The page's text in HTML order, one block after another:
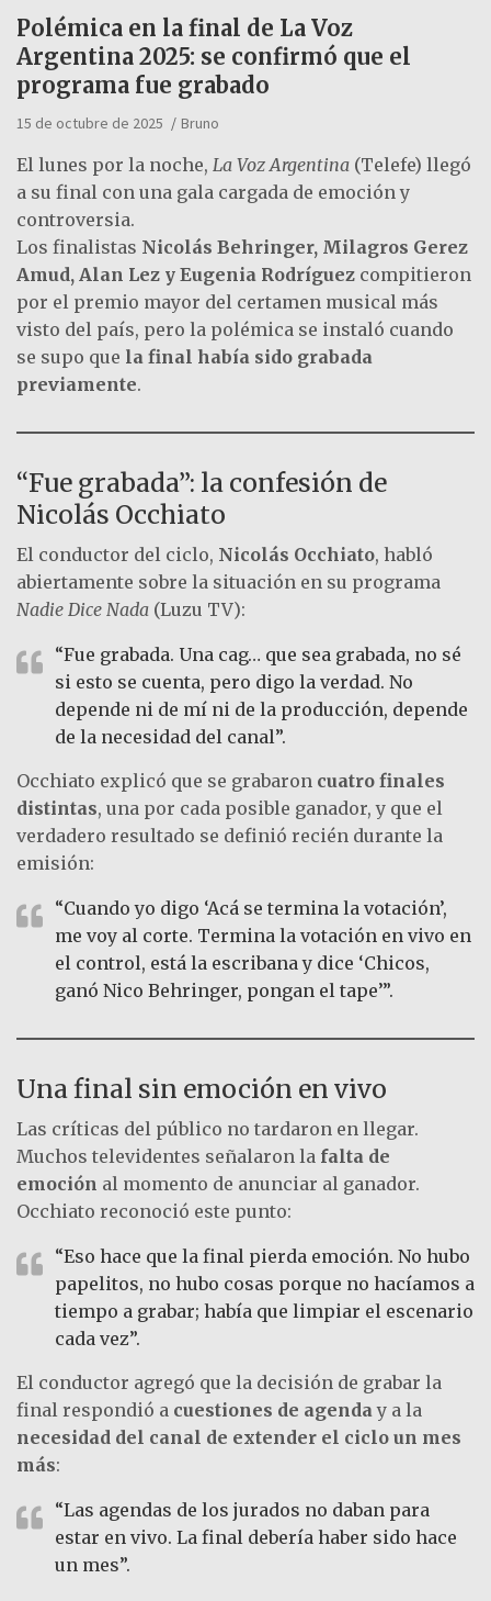
Polémica en la final de La Voz
Argentina 2025: se confirmó que el
programa fue grabado
15 de octubre de 2025 Bruno
El lunes por la noche, La Voz Argentina (Telefe) llegó
a su final con una gala cargada de emoción y
controversia.
Los finalistas Nicolás Behringer, Milagros Gerez
Amud, Alan Lez y Eugenia Rodríguez compitieron
por el premio mayor del certamen musical más
visto del país, pero la polémica se instaló cuando
se supo que la final había sido grabada
previamente.
“Fue grabada”: la confesión de
Nicolás Occhiato
El conductor del ciclo, Nicolás Occhiato, habló
abiertamente sobre la situación en su programa
Nadie Dice Nada (Luzu TV):
“Fue grabada. Una cag… que sea grabada, no sé
si esto se cuenta, pero digo la verdad. No
depende ni de mí ni de la producción, depende
de la necesidad del canal”.
Occhiato explicó que se grabaron cuatro finales
distintas, una por cada posible ganador, y que el
verdadero resultado se definió recién durante la
emisión:
“Cuando yo digo ‘Acá se termina la votación’,
me voy al corte. Termina la votación en vivo en
el control, está la escribana y dice ‘Chicos,
ganó Nico Behringer, pongan el tape’”.
Una final sin emoción en vivo
Las críticas del público no tardaron en llegar.
Muchos televidentes señalaron la falta de
emoción al momento de anunciar al ganador.
Occhiato reconoció este punto:
“Eso hace que la final pierda emoción. No hubo
papelitos, no hubo cosas porque no hacíamos a
tiempo a grabar; había que limpiar el escenario
cada vez”.
El conductor agregó que la decisión de grabar la
final respondió a cuestiones de agenda y a la
necesidad del canal de extender el ciclo un mes
más:
“Las agendas de los jurados no daban para
estar en vivo. La final debería haber sido hace
un mes”.